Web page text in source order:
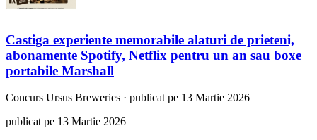
Castiga experiente memorabile alaturi de prieteni,
abonamente Spotify, Netflix pentru un an sau boxe
portabile Marshall
Concurs Ursus Breweries · publicat pe 13 Martie 2026
publicat pe 13 Martie 2026